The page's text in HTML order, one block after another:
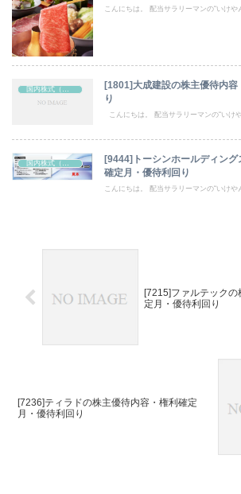
こんにちは。 配当サラリーマンの“いけや
[1801]大成建設の株主優待内容
り
こんにちは。 配当サラリーマンの“いけ
[9444]トーシンホールディング
確定月・優待利回り
こんにちは。 配当サラリーマンの“いけや
[7215]ファルテック
定月・優待利回り
[7236]ティラドの株主優待内容・権利確定
月・優待利回り